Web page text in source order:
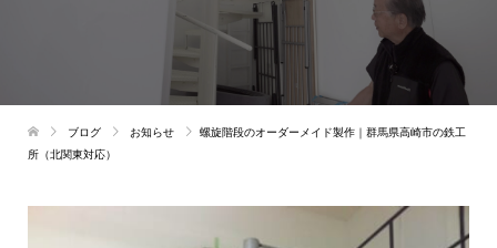
ブログ お知らせ
螺旋階段のオーダーメイド製作｜群馬県高崎市の鉄工
所（北関東対応）